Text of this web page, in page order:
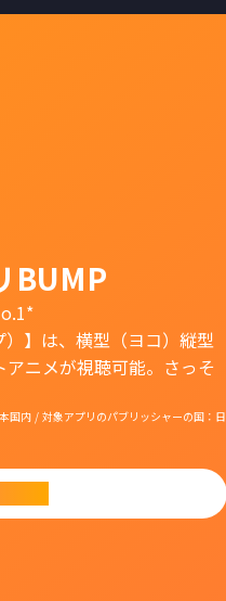
BUMP
】は、横型（ヨコ）縦型
アニメが視聴可能。さっそ
内 / 対象アプリのパブリッシャーの国：日